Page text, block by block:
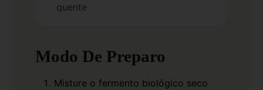
quente
Modo De Preparo
Misture o fermento biológico seco